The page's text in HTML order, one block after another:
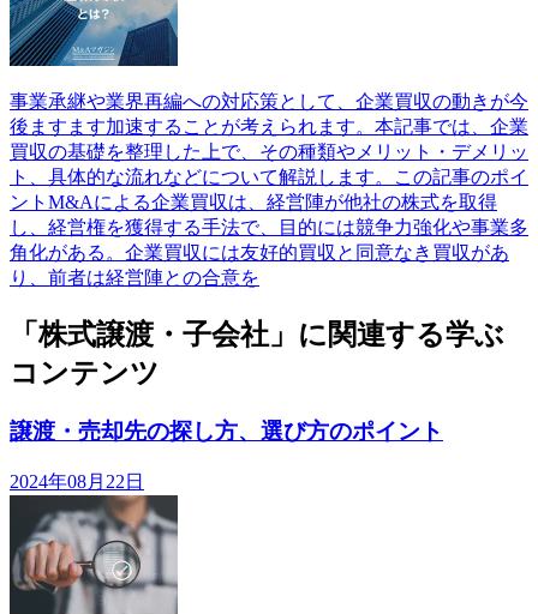
事業承継や業界再編への対応策として、企業買収の動きが今
後ますます加速することが考えられます。本記事では、企業
買収の基礎を整理した上で、その種類やメリット・デメリッ
ト、具体的な流れなどについて解説します。この記事のポイ
ントM&Aによる企業買収は、経営陣が他社の株式を取得
し、経営権を獲得する手法で、目的には競争力強化や事業多
角化がある。企業買収には友好的買収と同意なき買収があ
り、前者は経営陣との合意を
「株式譲渡・子会社」に関連する学ぶ
コンテンツ
譲渡・売却先の探し方、選び方のポイント
2024年08月22日